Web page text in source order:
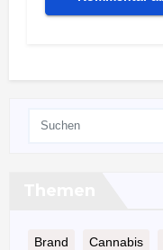
Brand Cannabis